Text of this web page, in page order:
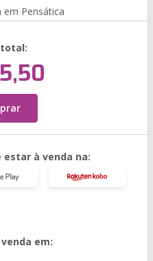
em Pensática
à venda na:
em: